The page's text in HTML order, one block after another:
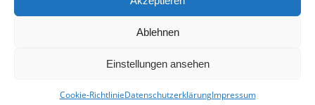
Ablehnen
Einstellungen ansehen
Cookie-RichtlinieDatenschutzerklärungImpressum
© VfR Wormatia Worms